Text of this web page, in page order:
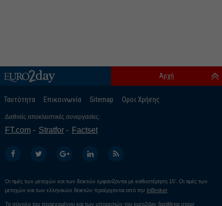
Ταυτότητα Επικοινωνία Sitemap Οροι Χρήσης
Αρχή
Διεθνείς αποκλειστικές συνεργασίες:
FT.com Stratfor Factset
Οι τιμές των μετοχών και των δεικτών εμφανίζονται με καθυστέρηση 15’. Οι τιμές των
μετοχών και των ελληνικών δεικτών προέρχονται από την InBroker
Το σύνολο του περιεχομένου και των υπηρεσιών του euro2day διατίθεται στους